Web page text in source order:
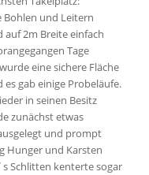
Bohlen und Leitern
auf 2m Breite einfach
Tage
eine sichere Fläche
gab einige Probeläufe.
in seinen Besitz
zunächst etwas
und prompt
Hunger und Karsten
Schlitten kenterte sogar